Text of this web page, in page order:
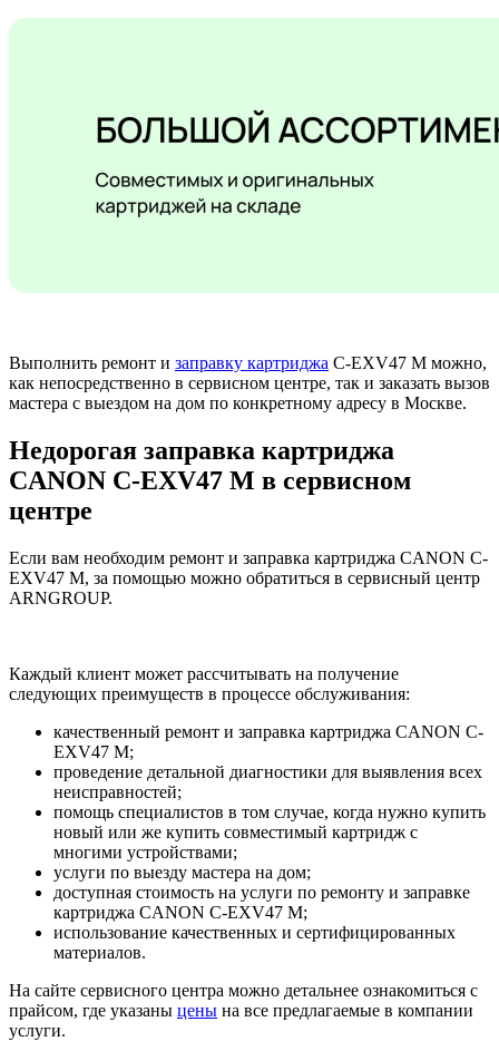
Выполнить ремонт и заправку картриджа C-EXV47 M можно,
как непосредственно в сервисном центре, так и заказать вызов
мастера с выездом на дом по конкретному адресу в Москве.
Недорогая заправка картриджа
CANON C-EXV47 M в сервисном
центре
Если вам необходим ремонт и заправка картриджа CANON C-
EXV47 M, за помощью можно обратиться в сервисный центр
ARNGROUP.
Каждый клиент может рассчитывать на получение
следующих преимуществ в процессе обслуживания:
качественный ремонт и заправка картриджа CANON C-
EXV47 M;
проведение детальной диагностики для выявления всех
неисправностей;
помощь специалистов в том случае, когда нужно купить
новый или же купить совместимый картридж с
многими устройствами;
услуги по выезду мастера на дом;
доступная стоимость на услуги по ремонту и заправке
картриджа CANON C-EXV47 M;
использование качественных и сертифицированных
материалов.
На сайте сервисного центра можно детальнее ознакомиться с
прайсом, где указаны цены на все предлагаемые в компании
услуги.